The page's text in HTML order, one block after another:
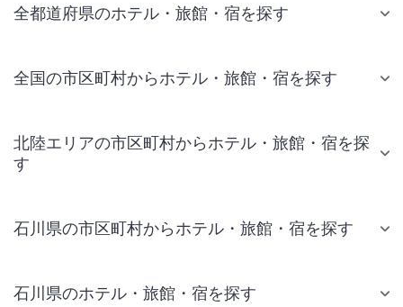
全都道府県のホテル・旅館・宿を探す
全国の市区町村からホテル・旅館・宿を探す
北陸エリアの市区町村からホテル・旅館・宿を探
す
石川県の市区町村からホテル・旅館・宿を探す
石川県のホテル・旅館・宿を探す